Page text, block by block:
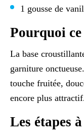
1 gousse de
Pourquoi
La base
garniture
touche fruitée,
encore plus
Les étapes